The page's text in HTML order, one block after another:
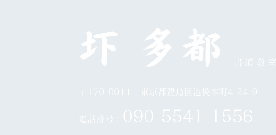
10月24日お休み
書道教室
〒170-0011 東京都豊島区池袋本町4-24-9
電話番号： 090-5541-1556